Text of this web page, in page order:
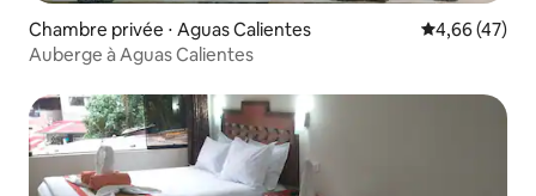
Chambre privée ⋅ Aguas Calientes Évaluation
4,66 (47)
Auberge à Aguas Calientes